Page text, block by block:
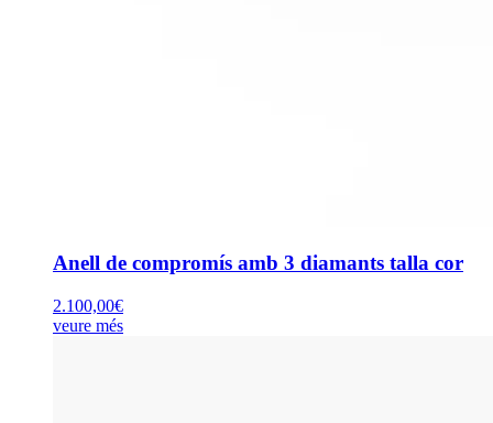
Anell de compromís amb 3 diamants talla cor
2.100,00€
veure més